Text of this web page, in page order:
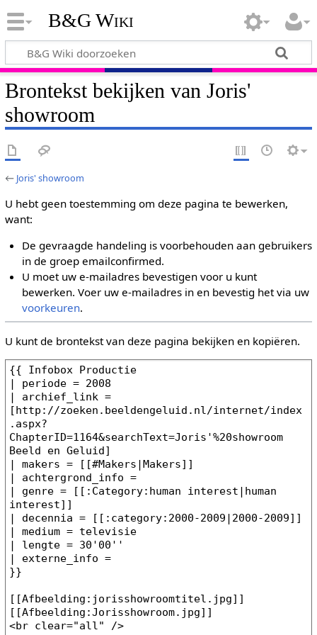
B&G Wiki
Brontekst bekijken van Joris'
showroom
← Joris' showroom
U hebt geen toestemming om deze pagina te bewerken,
want:
De gevraagde handeling is voorbehouden aan gebruikers
in de groep emailconfirmed.
U moet uw e-mailadres bevestigen voor u kunt
bewerken. Voer uw e-mailadres in en bevestig het via uw
voorkeuren.
U kunt de brontekst van deze pagina bekijken en kopiëren.